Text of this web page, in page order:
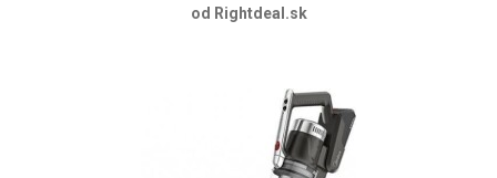
od Rightdeal.sk